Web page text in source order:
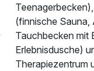
(finnische Sauna,
Tauchbecken mit
Erlebnisdusche)
Therapiezentrum